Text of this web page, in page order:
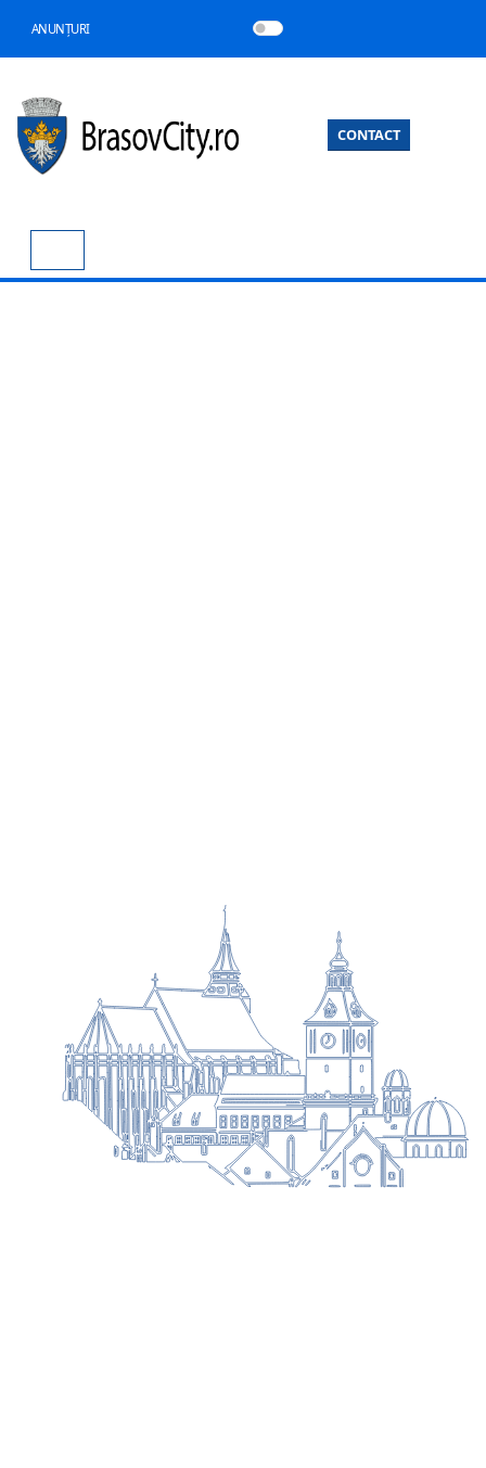
ANUNȚURI
CONTACT